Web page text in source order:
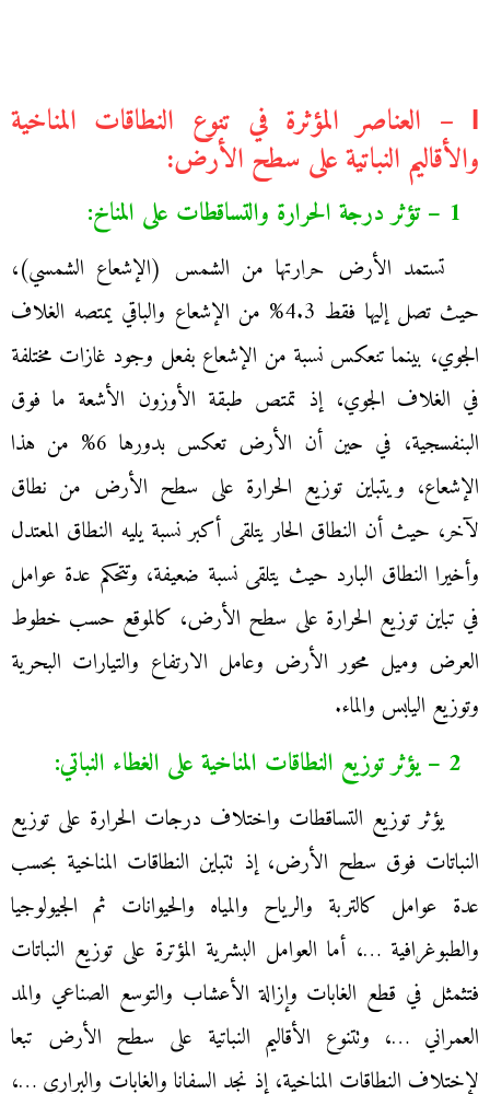
І – العناصر المؤثرة في تنوع النطاقات المناخية
والأقاليم النباتية على سطح الأرض:
1 – تؤثر درجة الحرارة والتساقطات على المناخ:
تستمد الأرض حرارتها من الشمس (الإشعاع الشمسي)،
حيث تصل إليها فقط 4.3% من الإشعاع والباقي يمتصه الغلاف
الجوي، بينما تنعكس نسبة من الإشعاع بفعل وجود غازات مختلفة
في الغلاف الجوي، إذ تمتص طبقة الأوزون الأشعة ما فوق
البنفسجية، في حين أن الأرض تعكس بدورها 6% من هذا
الإشعاع، ويتباين توزيع الحرارة على سطح الأرض من نطاق
لآخر، حيث أن النطاق الحار يتلقى أكبر نسبة يليه النطاق المعتدل
وأخيرا النطاق البارد حيث يتلقى نسبة ضعيفة، وتتحكم عدة عوامل
في تباين توزيع الحرارة على سطح الأرض، كالموقع حسب خطوط
العرض وميل محور الأرض وعامل الارتفاع والتيارات البحرية
وتوزيع اليابس والماء.
2 – يؤثر توزيع النطاقات المناخية على الغطاء النباتي:
يؤثر توزيع التساقطات واختلاف درجات الحرارة على توزيع
النباتات فوق سطح الأرض، إذ تتباين النطاقات المناخية بحسب
عدة عوامل كالتربة والرياح والمياه والحيوانات ثم الجيولوجيا
والطبوغرافية …، أما العوامل البشرية المؤترة على توزيع النباتات
فتثمثل في قطع الغابات وإزالة الأعشاب والتوسع الصناعي والمد
العمراني …، وتتنوع الأقاليم النباتية على سطح الأرض تبعا
لإختلاف النطاقات المناخية، إذ نجد السفانا والغابات والبراري …،